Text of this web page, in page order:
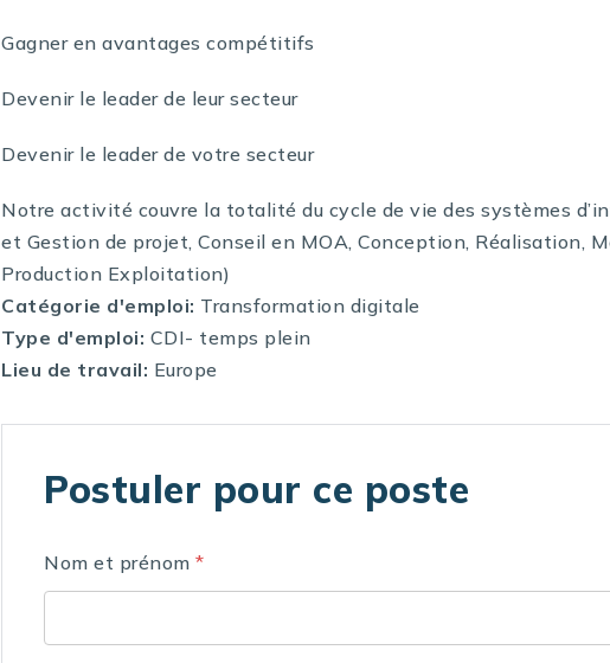
Gagner en avantages compétitifs
Devenir le leader de leur secteur
Devenir le leader de votre secteur
Notre activité couvre la totalité du cycle de vie des systèmes
et Gestion de projet, Conseil en MOA, Conception, Réalisation,
Production Exploitation)
Catégorie d'emploi: Transformation digitale
Type d'emploi: CDI- temps plein
Lieu de travail: Europe
Postuler pour ce poste
Nom et prénom*